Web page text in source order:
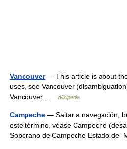
Vancouver— This article is about
uses, see Vancouver
Vancouver …
Wikipedia
Campeche — Saltar a navegación,
este término, véase Campeche
Soberano de Campeche Estado de